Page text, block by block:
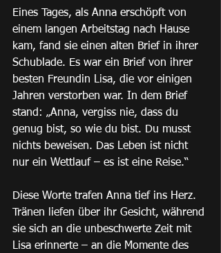
Eines Tages, als Anna erschöpft von
einem langen Arbeitstag nach Hause
kam, fand sie einen alten Brief in ihrer
Schublade. Es war ein Brief von ihrer
besten Freundin Lisa, die vor einigen
Jahren verstorben war. In dem Brief
stand: „Anna, vergiss nie, dass du
genug bist, so wie du bist. Du musst
nichts beweisen. Das Leben ist nicht
nur ein Wettlauf – es ist eine Reise.“
Diese Worte trafen Anna tief ins Herz.
Tränen liefen über ihr Gesicht, während
sie sich an die unbeschwerte Zeit mit
Lisa erinnerte – an die Momente des